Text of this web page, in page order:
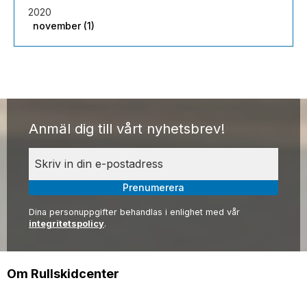
2020
november (1)
Anmäl dig till vårt nyhetsbrev!
Prenumerera
Dina personuppgifter behandlas i enlighet med vår
integritetspolicy.
Om Rullskidcenter